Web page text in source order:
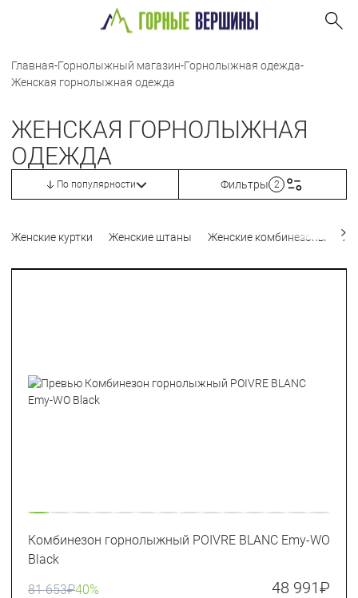
Главная-Горнолыжный магазин-Горнолыжная одежда-
Женская горнолыжная одежда
ЖЕНСКАЯ ГОРНОЛЫЖНАЯ
ОДЕЖДА
По популярности Фильтры 2
Женские куртки Женские штаны Женские комбинезоны
Комбинезон горнолыжный POIVRE BLANC Emy-WO
Black
81 653₽40% 48 991₽